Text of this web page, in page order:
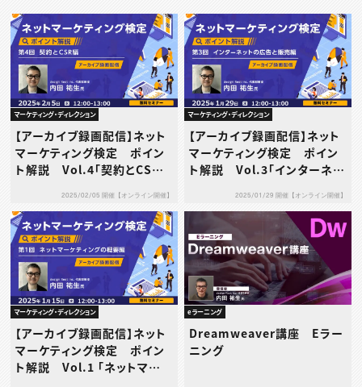
マーケティング・ディレクション
【アーカイブ録画配信】ネット
マーケティング検定 ポイン
ト解説 Vol.4「契約とCSR」
2025/02/05 開催【オンライン開催】
マーケティング・ディレクション
【アーカイブ録画配信】ネット
マーケティング検定 ポイン
ト解説 Vol.3「インターネッ
2025/01/29 開催【オンライン開催】
マーケティング・ディレクション
【アーカイブ録画配信】ネット
マーケティング検定 ポイン
ト解説 Vol.1 「ネットマーケ
eラーニング
Dreamweaver講座 Eラー
ニング